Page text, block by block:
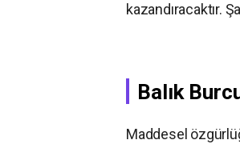
kazandıracaktır.
Balık
Maddesel